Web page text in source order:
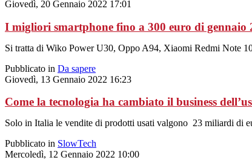
Giovedì, 20 Gennaio 2022 17:01
I migliori smartphone fino a 300 euro di gennaio
Si tratta di Wiko Power U30, Oppo A94, Xiaomi Redmi Note
Pubblicato in Da sapere
Giovedì, 13 Gennaio 2022 16:23
Come la tecnologia ha cambiato il business
Solo in Italia le vendite di prodotti usati valgono 23 miliardi di
Pubblicato in SlowTech
Mercoledì, 12 Gennaio 2022 10:00